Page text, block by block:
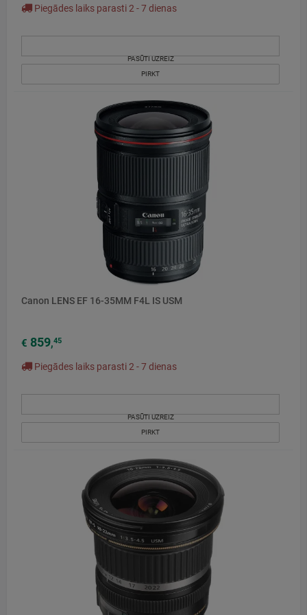
Piegādes laiks parasti 2 - 7 dienas
PASŪTI UZREIZ
PIRKT
Canon LENS EF 16-35MM F4L IS USM
€ 859,45
Piegādes laiks parasti 2 - 7 dienas
PASŪTI UZREIZ
PIRKT